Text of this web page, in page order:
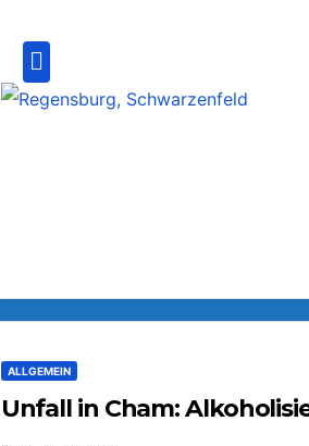
ALLGEMEIN
Unfall in Cham: